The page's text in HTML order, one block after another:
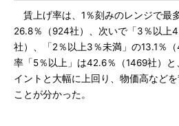
賃上げ率は、1％刻みのレンジで最
26.8％（924社）、次いで「3％以上
社）、「2％以上3％未満」の13.1％
率「5％以上」は42.6％（1469社）
イントと大幅に上回り、物価高など
ことが分かった。